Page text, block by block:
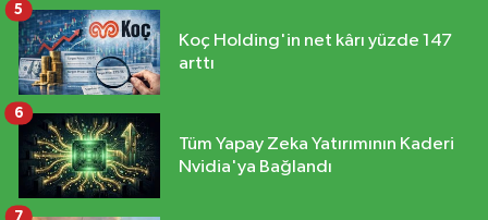
Koç Holding'in net kârı yüzde 147
arttı
5
Tüm Yapay Zeka Yatırımının Kaderi
Nvidia'ya Bağlandı
6
7